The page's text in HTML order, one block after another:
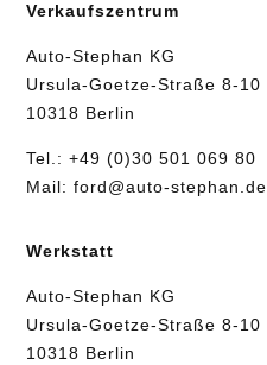
Verkaufszentrum
Auto-Stephan KG
Ursula-Goetze-Straße 8-10
10318 Berlin
Tel.:+49 (0)30 501 069 80
Mail:ford@auto-stephan.de
Werkstatt
Auto-Stephan KG
Ursula-Goetze-Straße 8-10
10318 Berlin